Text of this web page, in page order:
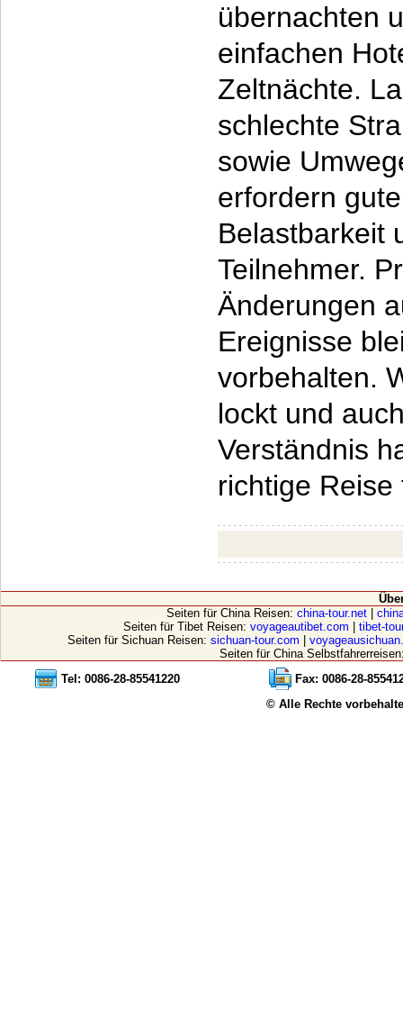
übernachten
einfachen
Zeltnächte.
schlechte
sowie
erfordern
Belastbarkeit
Teilnehmer.
Änderungen
Ereignisse
vorbehalten.
lockt und
Verständnis
richtige Reise
Seiten für China Reisen: china-tour.net|
Seiten für Tibet Reisen: voyageautibet.com
tibet-
Seiten für Sichuan Reisen: sichuan-tour.com
Seiten für China
Tel: 0086-28-85541220
Fax: 0086-28-
© Alle Rechte